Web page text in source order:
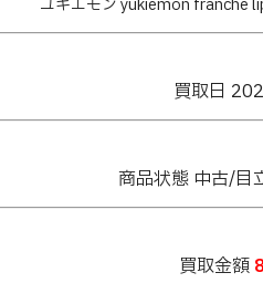
ユキエモン yukiemon franche
買取日
商品状態 中古/目
買取金額